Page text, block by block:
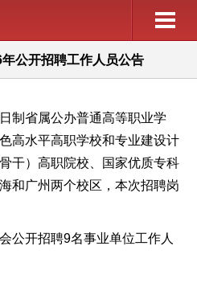
公开招聘工作人员公告
制省属公办普通高等职业学
高水平高职学校和专业建设计
干）高职院校、国家优质专科
和广州两个校区，本次招聘岗
公开招聘9名事业单位工作人